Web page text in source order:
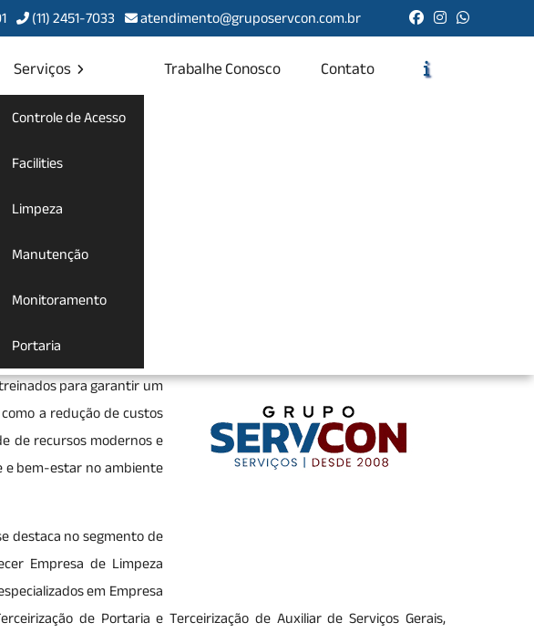
(11) 2451-7033 atendimento@gruposervcon.com.br
Serviços
Controle de Acesso
Facilities
Limpeza
Manutenção
Monitoramento
Portaria
Trabalhe Conosco Contato
a limpeza regular de
para garantir um
a redução de custos
de recursos modernos e
e bem-estar no ambiente
destaca no segmento de
Empresa de Limpeza
em Empresa
de Portaria e Terceirização de Auxiliar de Serviços Gerais,